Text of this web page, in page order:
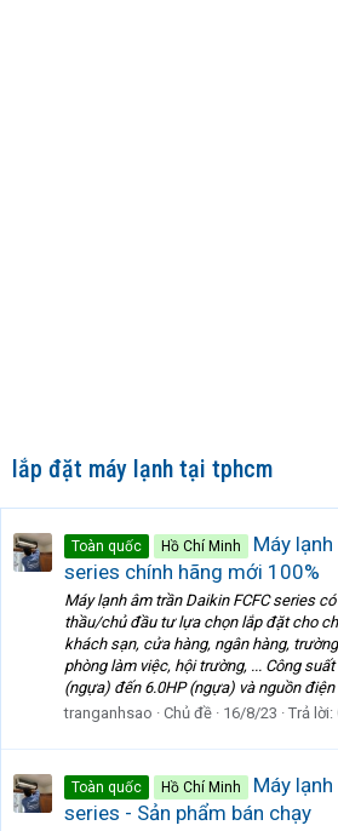
lắp đặt máy lạnh tại tphcm
Toàn quốc Hồ Chí Minh
Máy
series chính hãng mới 100%
Máy lạnh âm trần Daikin FCFC series
thầu/chủ đầu tư lựa chọn lắp đặt cho
khách sạn, cửa hàng, ngân hàng,
phòng làm việc, hội trường, ... Công
(ngựa) đến 6.0HP (ngựa) và nguồn điện
tranganhsao
Chủ đề 16/8/23 Trả lời:
Toàn quốc Hồ Chí Minh
Máy
series - Sản phẩm bán chạy